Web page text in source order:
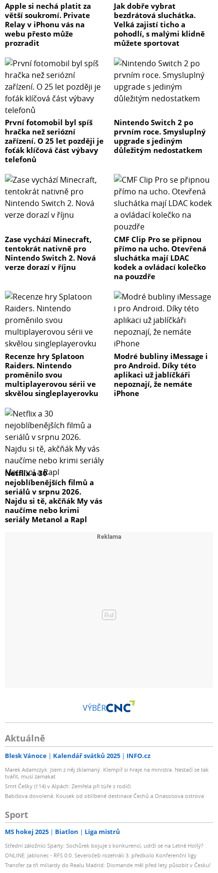
Apple si nechá platit za
větší soukromí. Private
Relay v iPhonu vás na
webu přesto může
prozradit
Jak dobře vybrat
bezdrátová sluchátka.
Velká zajistí ticho a
pohodlí, s malými klidně
můžete sportovat
První fotomobil byl spíš
hračka než seriózní
zařízení. O 25 let později je
foťák klíčová část výbavy
telefonů
Nintendo Switch 2 po
prvním roce. Smysluplný
upgrade s jediným
důležitým nedostatkem
Zase vychází Minecraft,
tentokrát nativně pro
Nintendo Switch 2. Nová
verze dorazí v říjnu
CMF Clip Pro se připnou
přímo na ucho. Otevřená
sluchátka mají LDAC
kodek a ovládací kolečko
na pouzdře
Recenze hry Splatoon
Raiders. Nintendo
proměnilo svou
multiplayerovou sérii ve
skvělou singleplayerovku
Modré bubliny iMessage i
pro Android. Díky této
aplikaci už jablíčkáři
nepoznají, že nemáte
iPhone
Netflix a 30
nejoblíbenějších filmů a
seriálů v srpnu 2026.
Najdu si tě, akčňák My vás
naučíme nebo krimi
seriály Metanol a Rapl
VÝBĚR
Aktuálně
Blesk Vánoce Kalendář svátků 2025 INFO.cz
Marek Adamczyk: Jsem z něj zklamaný. Klempíř si hraje na ministra. Nestačí se tak
tvářit, musí zamakat
Smrt Češky (†14) v Alpách: Zemřela při túře s rodiči
Babišova dovolená: Kousek od oblíbené destinace Čechů a Onassisova ostrova
Sport
MS hokej 2025 Biatlon Liga mistrů
Střední záložníci Sparty: Sochůrek bojuje s konkurencí, udrží se na Letné Hollý?
ONLINE: Jablonec - RFS 0:0. Severočeši rozehráli 3. předkolo Konferenční ligy
Transfer za tři miliardy do Realu Madrid: Diomande měl před lety působit v Česku!